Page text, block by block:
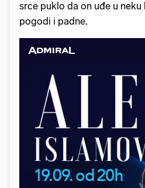
srce puklo da on uđe u
pogodi i padne.